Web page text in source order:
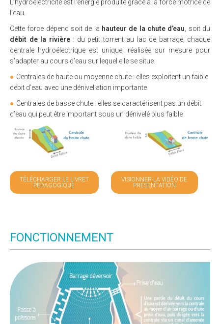
L’hydroélectricité est l’énergie produite grâce à la force motrice de
l’eau.
Cette force dépend soit de la hauteur de la chute d’eau, soit du
débit de la rivière: du petit torrent au lac de barrage, chaque
centrale hydroélectrique est unique, réalisée sur mesure pour
s’adapter au cours d’eau sur lequel elle se situe.
Centrales de haute ou moyenne chute : elles exploitent un faible
débit d’eau avec une dénivellation importante
Centrales de basse chute : elles se caractérisent pas un débit
d’eau qui peut être important sous un dénivelé plus faible
TÉLÉCHARGER LE LIVRET
PÉDAGOGIQUE
VISIONNER LA VIDÉO DE
PRÉSENTATION
FONCTIONNEMENT